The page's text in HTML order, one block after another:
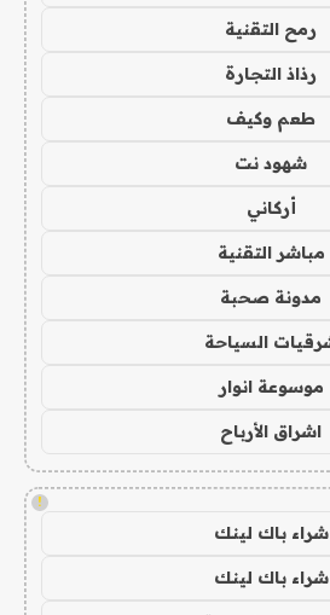
رمح التقنية
رذاذ التجارة
طعم وكيف
شهود نت
أركاني
مباشر التقنية
مدونة صحبة
السياحة
موسوعة انوار
اشراق الأرباح
!
شراء باك لينك
شراء باك لينك